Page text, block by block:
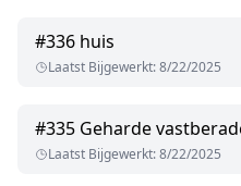
#336 huis
Laatst Bijgewerkt:8/22/2025
#335 Geharde
Laatst Bijgewerkt:8/22/2025